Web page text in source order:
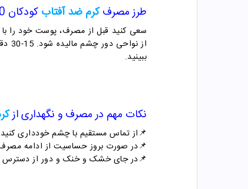
طرز مصرفکرم ضد آفتاب کودکان SPF 50 مای
سعی کنید قبل از مصرف، پوست خود را
از نواحی دور چشم مالیده شود. 15-30 دقیقه قبل از بیرون رفتن بهترین زمان برای مصرف
ببینید.
نکات مهم در مصرف و نگهداری از
📌از تماس مستقیم با چشم خودداری
📌در صورت بروز حساسیت از ادامه
📌در جای خشک و خنک و دور از دسترس